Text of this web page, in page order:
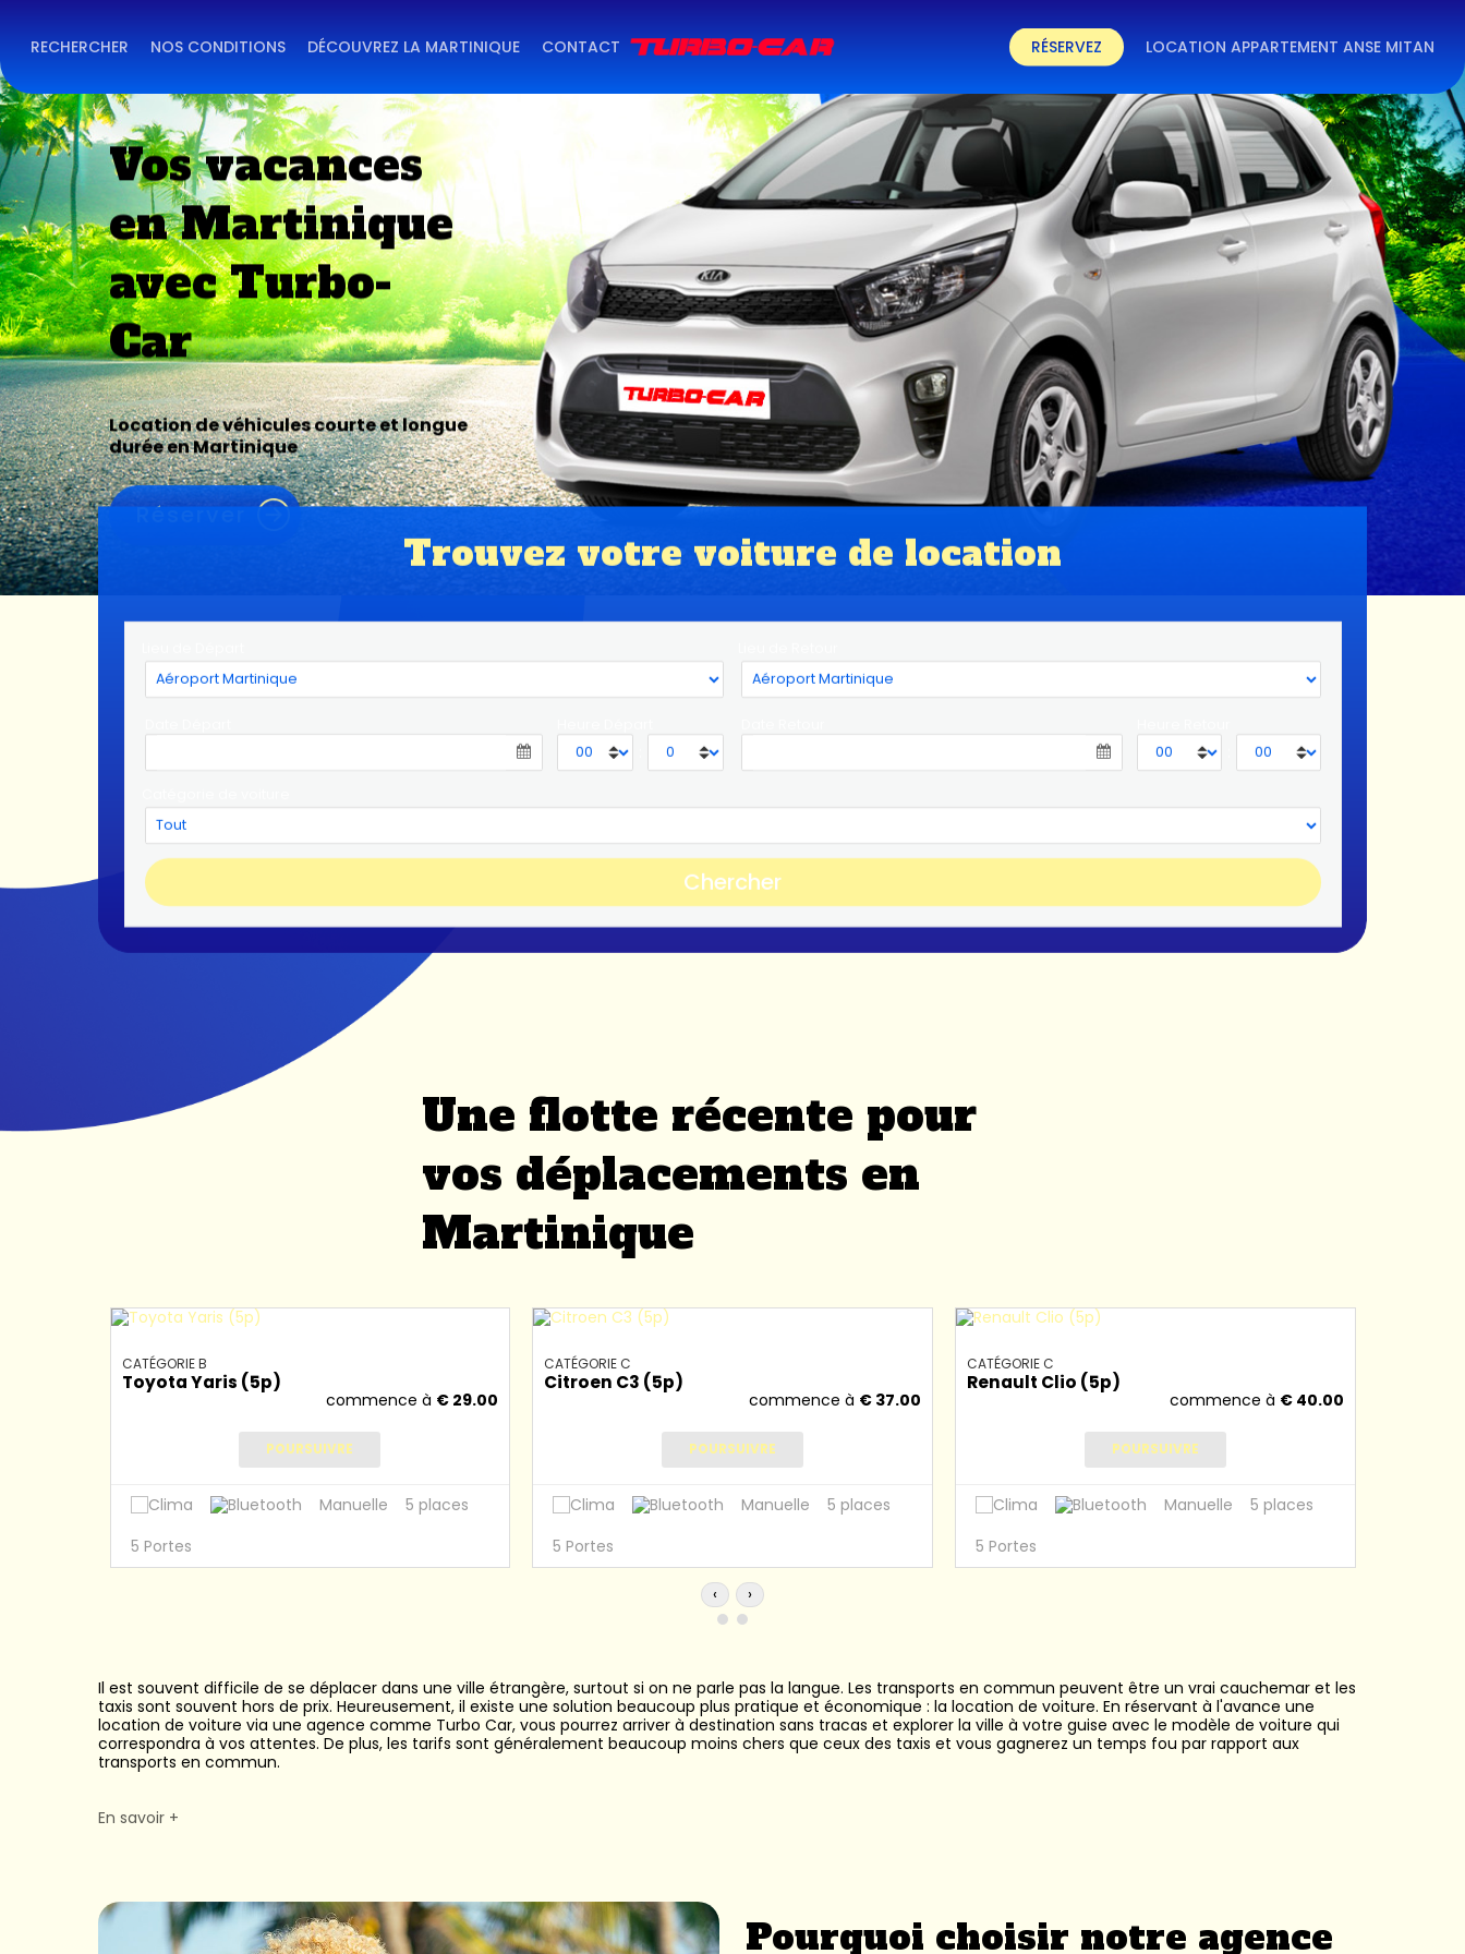
main
content
RECHERCHER NOS CONDITIONS DÉCOUVREZ LA MARTINIQUE CONTACT RÉSERVEZ LOCATION APPARTEMENT ANSE MITAN
Vos vacances
en Martinique
avec Turbo-
Car
Location de véhicules courte et longue
durée en Martinique
Réserver
Trouvez votre voiture de location
Une flotte récente pour
vos déplacements en
Martinique
CATÉGORIE B
Toyota Yaris (5p)
commence à € 29.00
POURSUIVRE
Manuelle
5 places
5 Portes
CATÉGORIE C
Citroen C3 (5p)
commence à € 37.00
POURSUIVRE
Manuelle
5 places
5 Portes
CATÉGORIE C
Renault Clio (5p)
commence à € 40.00
POURSUIVRE
Manuelle
5 places
5 Portes
‹ ›
Il est souvent difficile de se déplacer dans une ville étrangère, surtout si on ne parle pas la langue. Les transports en commun peuvent être un vrai cauchemar et les
taxis sont souvent hors de prix. Heureusement, il existe une solution beaucoup plus pratique et économique : la location de voiture. En réservant à l'avance une
location de voiture via une agence comme Turbo Car, vous pourrez arriver à destination sans tracas et explorer la ville à votre guise avec le modèle de voiture qui
correspondra à vos attentes. De plus, les tarifs sont généralement beaucoup moins chers que ceux des taxis et vous gagnerez un temps fou par rapport aux
transports en commun.
Buy Rolex watch replicas on our website
En savoir +
Qu'est ce qu'une agence de location de voiture ?
Une agence de location de voiture est une entreprise qui propose la location de véhicules à des particuliers ou des professionnels. Les prix varient en fonction de
la durée de la location, du modèle choisi et des options souscrites. Il est important de bien comparer les différentes offres avant de réserver pour être sûr de
Pourquoi choisir notre agence